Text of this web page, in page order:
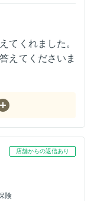
てくれました。
えてくださいま
店舗からの返信あり
険